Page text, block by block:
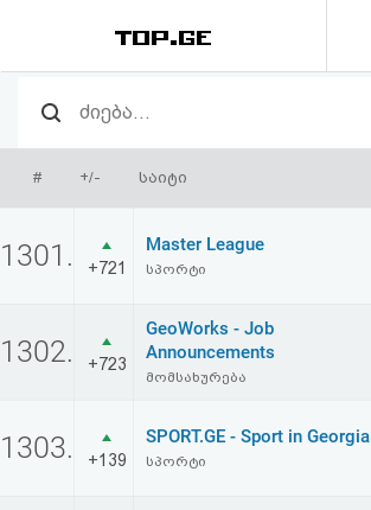
რეიტინგი
(მთავარი)
ფოსტა
კითხვა-
ავტორიზაცია
რეგისტრაცია
# +/- საიტი
1301. +721
Master League
სპორტი
1302. +723
GeoWorks - Job
Announcements
მომსახურება
1303. +139
SPORT.GE - Sport in Georgia
სპორტი